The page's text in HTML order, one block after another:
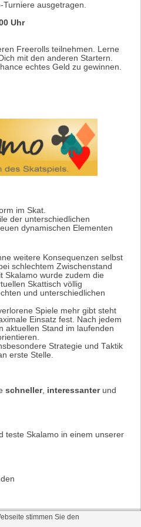
Turniere ausgetragen.
Uhr
Freerolls teilnehmen. Lerne
mit den anderen Startern.
echtes Geld zu gewinnen.
im Skat.
der unterschiedlichen
dynamischen Elementen
weitere Konsequenzen selbst
schlechtem Zwischenstand
Skalamo wurde zudem die
Skattisch völlig
und unterschiedlichen
Spiele mehr gibt steht
Einsatz fest. Nach jedem
aktuellen Stand im laufenden
Strategie und Taktik
erste Stelle.
schneller, interessanterund
teste Skalamo in einem unserer
stimmen Sie den